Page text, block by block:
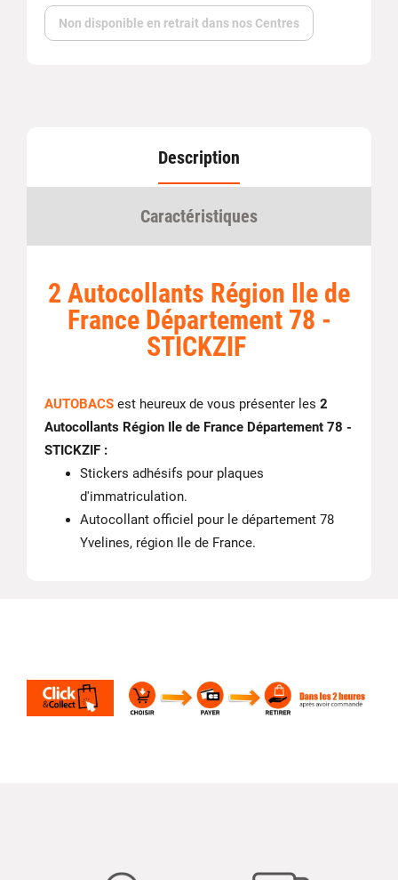
Non disponible en retrait dans nos Centres
Description
Caractéristiques
2 Autocollants Région Ile de
France Département 78 -
STICKZIF
AUTOBACS est heureux de vous présenter les 2
Autocollants Région Ile de France Département 78 -
STICKZIF :
Stickers adhésifs pour plaques
d'immatriculation.
Autocollant officiel pour le département 78
Yvelines, région Ile de France.